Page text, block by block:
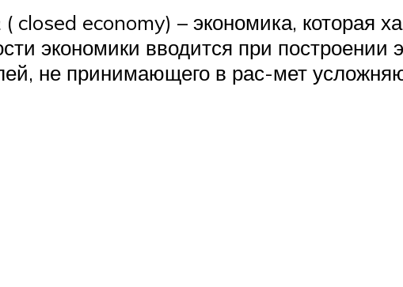
( closed economy) – экономика, которая
экономики вводится при
не принимающего в рас-мет